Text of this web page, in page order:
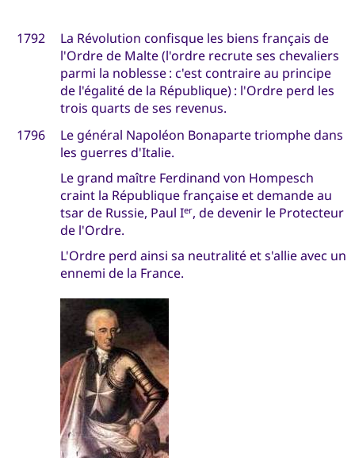
1792
La Révolution confisque les biens français de
l'Ordre de Malte (l'ordre recrute ses chevaliers
parmi la noblesse : c'est contraire au principe
de l'égalité de la République) : l'Ordre perd les
trois quarts de ses revenus.
1796
Le général Napoléon Bonaparte triomphe dans
les guerres d'Italie.
Le grand maître Ferdinand von Hompesch
craint la République française et demande au
tsar de Russie, Paul Ier, de devenir le Protecteur
de l'Ordre.
L'Ordre perd ainsi sa neutralité et s'allie avec un
ennemi de la France.